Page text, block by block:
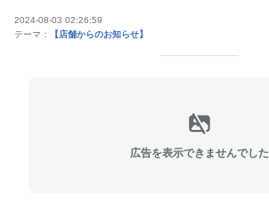
2024-08-03 02:26:59
テーマ：
【店舗からのお知らせ】
広告を表示できませんでした